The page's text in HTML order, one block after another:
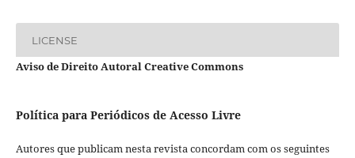
LICENSE
Aviso de Direito Autoral Creative Commons
Política para Periódicos de Acesso Livre
Autores que publicam nesta revista concordam com os seguintes